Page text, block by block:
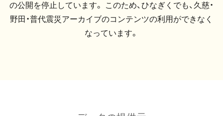
の公開を停止しています。 このため、ひなぎくでも、久慈・
野田・普代震災アーカイブのコンテンツの利用ができなく
なっています。